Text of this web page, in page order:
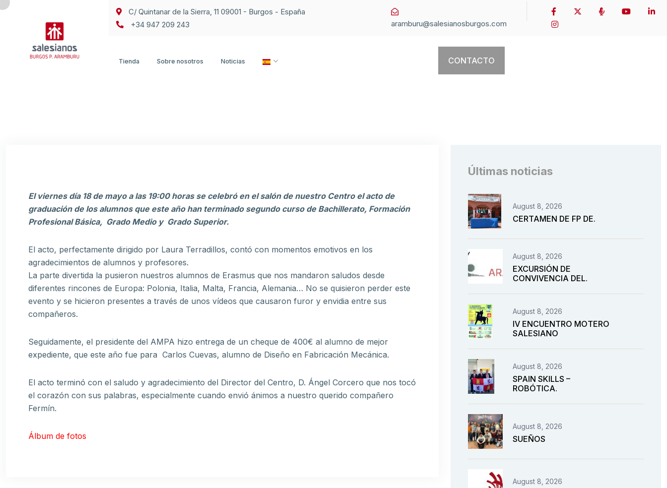
C/ Quintanar de la Sierra, 11 09001 - Burgos - España
+34 947 209 243
aramburu@salesianosburgos.com
Tienda Sobre nosotros Noticias CONTACTO
El viernes día 18 de mayo a las 19:00 horas se celebró en el salón de nuestro Centro el acto de
graduación de los alumnos que este año han terminado segundo curso de Bachillerato, Formación
Profesional Básica, Grado Medio y Grado Superior.
El acto, perfectamente dirigido por Laura Terradillos, contó con momentos emotivos en los
agradecimientos de alumnos y profesores.
La parte divertida la pusieron nuestros alumnos de Erasmus que nos mandaron saludos desde
diferentes rincones de Europa: Polonia, Italia, Malta, Francia, Alemania… No se quisieron perder este
evento y se hicieron presentes a través de unos vídeos que causaron furor y envidia entre sus
compañeros.
Seguidamente, el presidente del AMPA hizo entrega de un cheque de 400€ al alumno de mejor
expediente, que este año fue para Carlos Cuevas, alumno de Diseño en Fabricación Mecánica.
El acto terminó con el saludo y agradecimiento del Director del Centro, D. Ángel Corcero que nos tocó
el corazón con sus palabras, especialmente cuando envió ánimos a nuestro querido compañero
Fermín.
Álbum de fotos
Últimas noticias
August 8, 2026
CERTAMEN DE FP DE.
August 8, 2026
EXCURSIÓN DE
CONVIVENCIA DEL.
August 8, 2026
IV ENCUENTRO MOTERO
SALESIANO
August 8, 2026
SPAIN SKILLS –
ROBÓTICA.
August 8, 2026
SUEÑOS
August 8, 2026